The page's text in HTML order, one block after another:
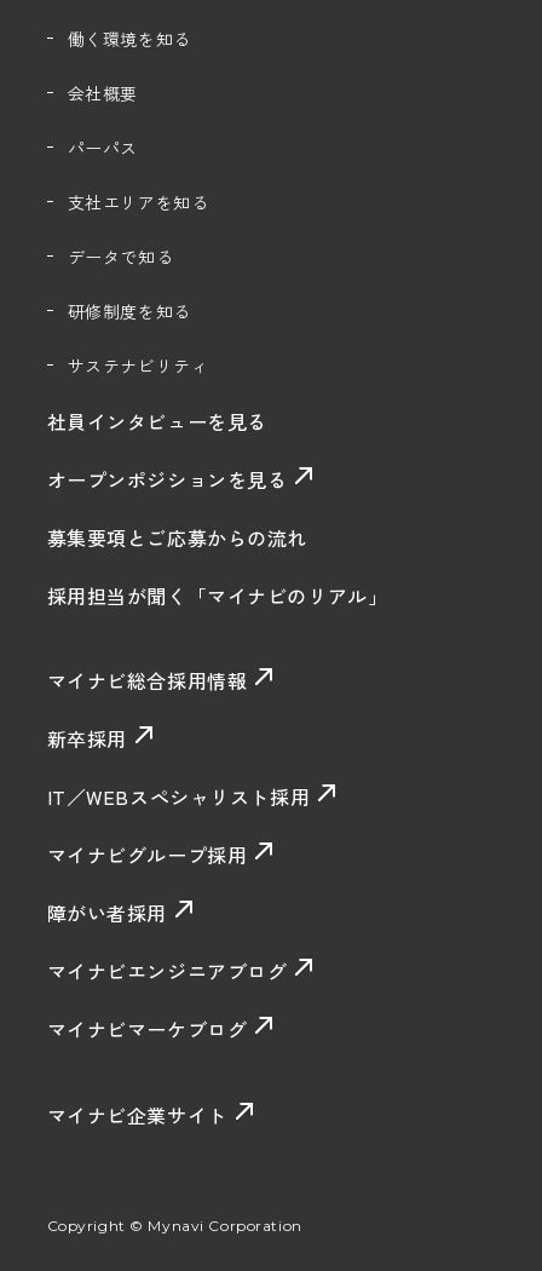
働く環境を知る
会社概要
パーパス
支社エリアを知る
データで知る
研修制度を知る
サステナビリティ
社員インタビューを見る
オープンポジションを見る
募集要項とご応募からの流れ
採用担当が聞く「マイナビのリアル」
マイナビ総合採用情報
新卒採用
IT／WEBスペシャリスト採用
マイナビグループ採用
障がい者採用
マイナビエンジニアブログ
マイナビマーケブログ
マイナビ企業サイト
Copyright © Mynavi Corporation